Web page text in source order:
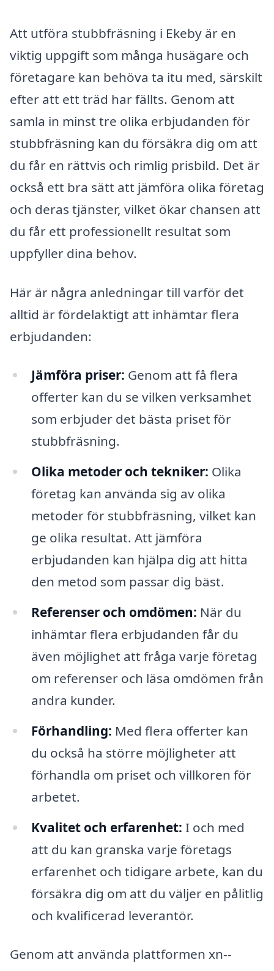
Att utföra stubbfräsning i Ekeby är en
viktig uppgift som många husägare och
företagare kan behöva ta itu med, särskilt
efter att ett träd har fällts. Genom att
samla in minst tre olika erbjudanden för
stubbfräsning kan du försäkra dig om att
du får en rättvis och rimlig prisbild. Det är
också ett bra sätt att jämföra olika företag
och deras tjänster, vilket ökar chansen att
du får ett professionellt resultat som
uppfyller dina behov.
Här är några anledningar till varför det
alltid är fördelaktigt att inhämtar flera
erbjudanden:
Jämföra priser: Genom att få flera
offerter kan du se vilken verksamhet
som erbjuder det bästa priset för
stubbfräsning.
Olika metoder och tekniker: Olika
företag kan använda sig av olika
metoder för stubbfräsning, vilket kan
ge olika resultat. Att jämföra
erbjudanden kan hjälpa dig att hitta
den metod som passar dig bäst.
Referenser och omdömen: När du
inhämtar flera erbjudanden får du
även möjlighet att fråga varje företag
om referenser och läsa omdömen från
andra kunder.
Förhandling: Med flera offerter kan
du också ha större möjligheter att
förhandla om priset och villkoren för
arbetet.
Kvalitet och erfarenhet: I och med
att du kan granska varje företags
erfarenhet och tidigare arbete, kan du
försäkra dig om att du väljer en pålitlig
och kvalificerad leverantör.
Genom att använda plattformen xn--